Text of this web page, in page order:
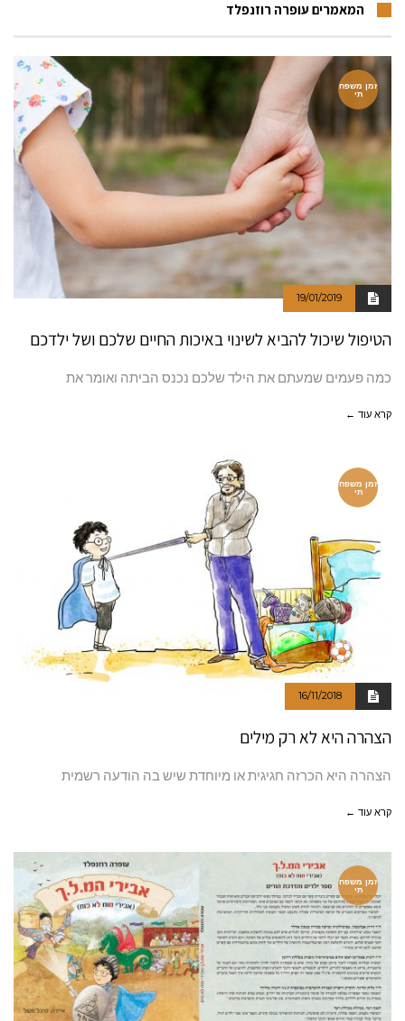
המאמרים עופרה רוזנפלד
זמן משפח
תי
19/01/2019
הטיפול שיכול להביא לשינוי באיכות החיים שלכם ושל ילדכם
כמה פעמים שמעתם את הילד שלכם נכנס הביתה ואומר את
קרא עוד ←
זמן משפח
תי
16/11/2018
הצהרה היא לא רק מילים
הצהרה היא הכרזה חגיגית או מיוחדת שיש בה הודעה רשמית
קרא עוד ←
זמן משפח
תי